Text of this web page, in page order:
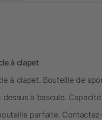
à clapet
à clapet. Bouteille de
à bascule.
parfaite.